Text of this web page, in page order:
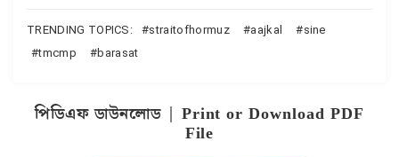
TRENDING TOPICS: straitofhormuz aajkal
sine
tmcmp
barasat
পিডিএফ ডাউনলোড | Print or Download PDF
File